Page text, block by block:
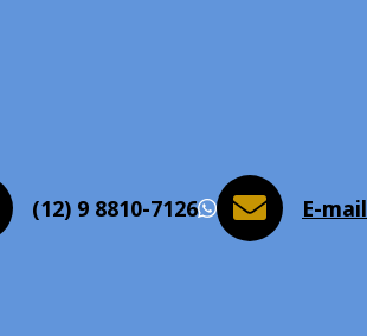
(12) 9 8810-7126 WhatsApp
E-mail